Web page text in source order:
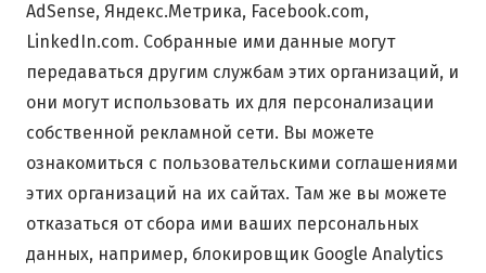
AdSense, Яндекс.Метрика, Facebook.com,
LinkedIn.com. Собранные ими данные могут
передаваться другим службам этих организаций, и
они могут использовать их для персонализации
собственной рекламной сети. Вы можете
ознакомиться с пользовательскими соглашениями
этих организаций на их сайтах. Там же вы можете
отказаться от сбора ими ваших персональных
данных, например, блокировщик Google Analytics